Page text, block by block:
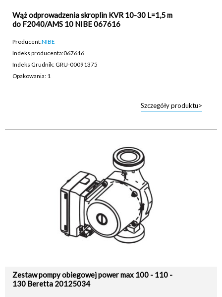
Wąż odprowadzenia skroplin KVR 10-30 L=1,5 m
do F2040/AMS 10 NIBE 067616
Producent:NIBE
Indeks producenta:067616
Indeks Grudnik: GRU-00091375
Opakowania: 1
Szczegóły produktu>
Zestaw pompy obiegowej power max 100 - 110 -
130 Beretta 20125034